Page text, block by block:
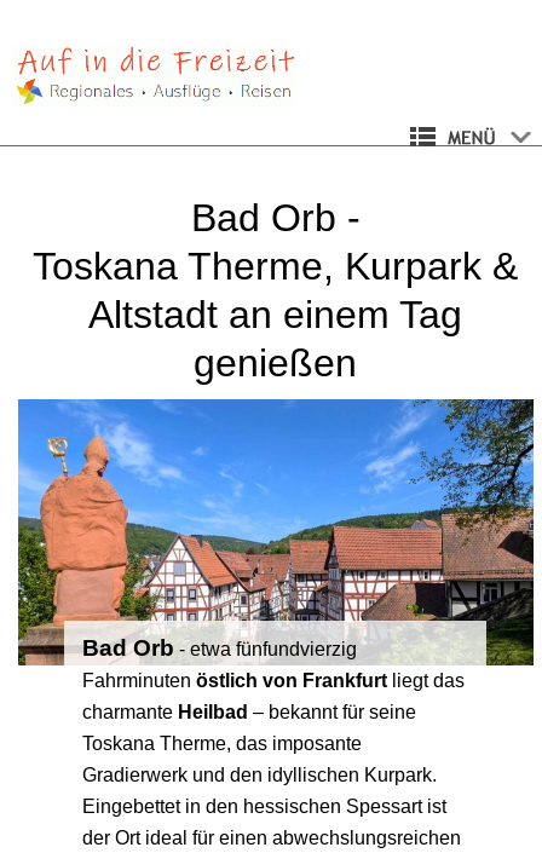
Bad Orb -
Toskana Therme, Kurpark &
Altstadt an einem Tag
genießen
Bad Orb - etwa fünfundvierzig
Fahrminutenöstlich von Frankfurt liegt das
charmante Heilbad– bekannt für seine
Toskana Therme, das imposante
Gradierwerk und den idyllischen Kurpark.
Eingebettet in den hessischen Spessart ist
der Ort ideal für einen abwechslungsreichen